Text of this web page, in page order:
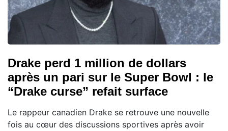
Drake perd 1 million de dollars
après un pari sur le Super Bowl : le
“Drake curse” refait surface
Le rappeur canadien Drake se retrouve une nouvelle
fois au cœur des discussions sportives après avoir